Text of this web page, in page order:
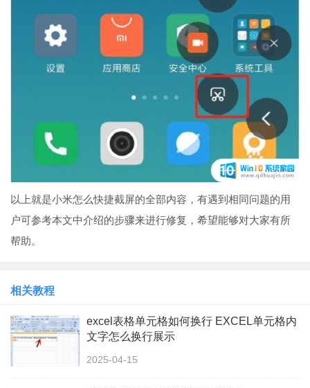
以上就是小米怎么快捷截屏的全部内容，有遇到相同问题的用
户可参考本文中介绍的步骤来进行修复，希望能够对大家有所
帮助。
相关教程
excel表格单元格如何换行 EXCEL单元格内
文字怎么换行展示
2025-04-15